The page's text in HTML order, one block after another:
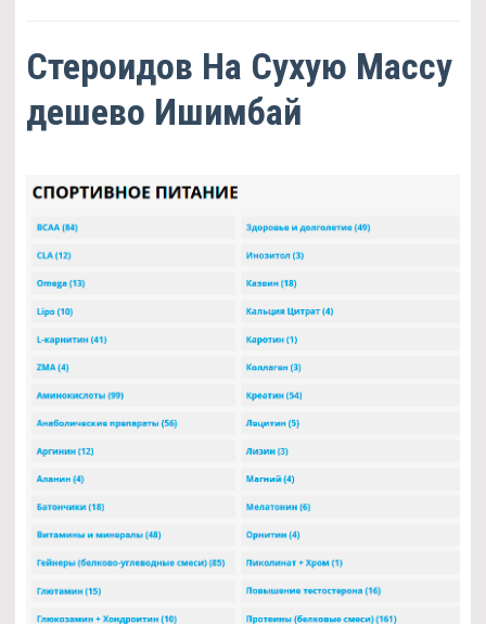
Стероидов На Сухую Массу
дешево Ишимбай